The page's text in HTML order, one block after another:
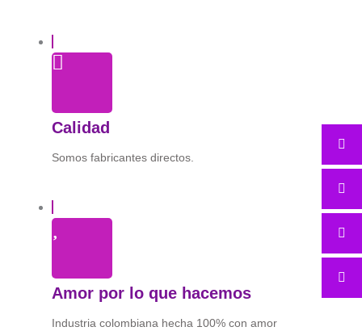
Calidad
Somos fabricantes directos.
Amor por lo que hacemos
Industria colombiana hecha 100% con amor